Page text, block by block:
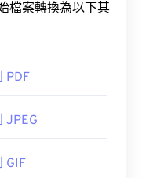
檔案轉換為以下其
PDF
JPEG
GIF